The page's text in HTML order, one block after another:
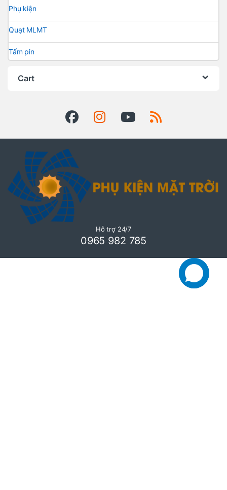
Phụ kiện
Quạt MLMT
Tấm pin
Cart
Hỗ trợ 24/7
0965 982 785